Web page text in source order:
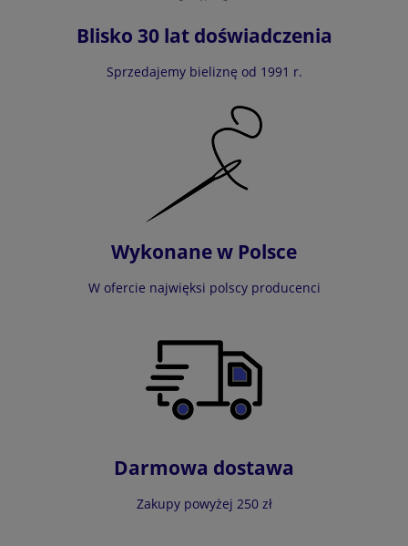
Blisko 30 lat doświadczenia
Sprzedajemy bieliznę od 1991 r.
Wykonane w Polsce
W ofercie najwięksi polscy producenci
Darmowa dostawa
Zakupy powyżej 250 zł